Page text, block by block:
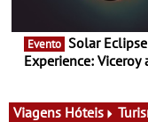
Evento
Experience: Viceroy
exclusiva
Viagens Hóteis